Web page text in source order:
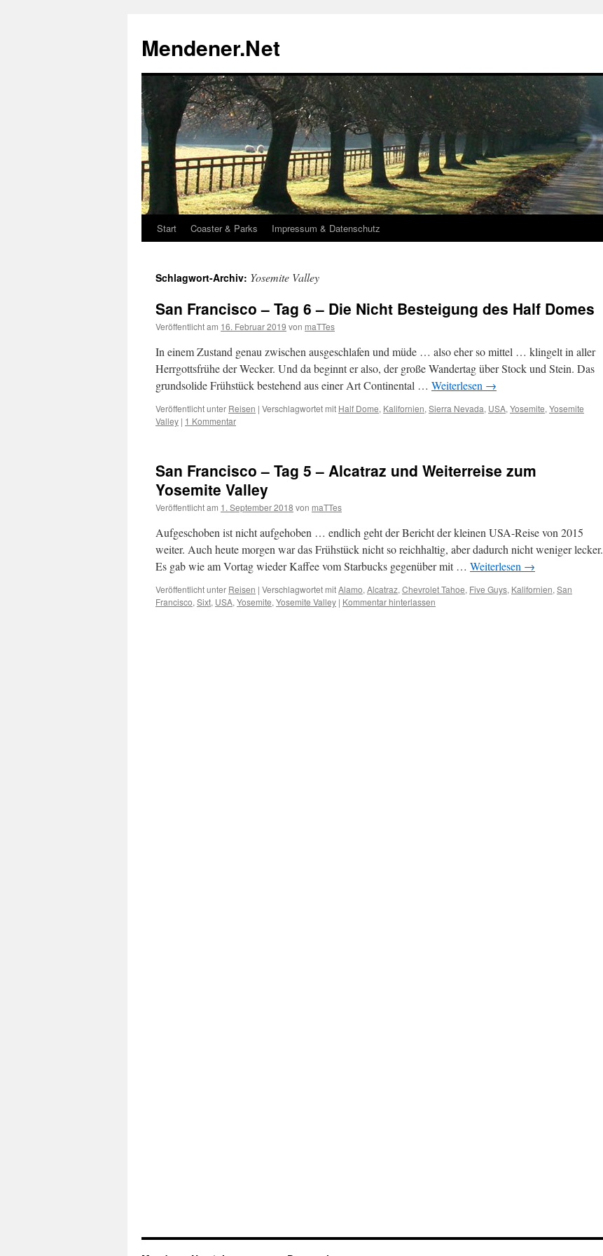
springen
Mendener.Net
Start Coaster & Parks Impressum & Datenschutz
Schlagwort-Archiv: Yosemite Valley
San Francisco – Tag 6 – Die Nicht Besteigung des Half Domes
Veröffentlicht am 16. Februar 2019 von maTTes
In einem Zustand genau zwischen ausgeschlafen und müde … also eher so mittel … klingelt in aller
Herr­gotts­frü­he der Wecker. Und da beginnt er also, der große Wandertag über Stock und Stein. Das
grundsolide Frühstück bestehend aus einer Art Continental … Weiterlesen →
Veröffentlicht unter Reisen | Verschlagwortet mit Half Dome, Kalifornien, Sierra Nevada, USA, Yosemite, Yosemite
Valley | 1 Kommentar
San Francisco – Tag 5 – Alcatraz und Weiterreise zum
Yosemite Valley
Veröffentlicht am 1. September 2018 von maTTes
Aufgeschoben ist nicht aufgehoben … endlich geht der Bericht der kleinen USA-Reise von 2015
weiter. Auch heute morgen war das Frühstück nicht so reichhaltig, aber dadurch nicht weniger lecker.
Es gab wie am Vortag wieder Kaffee vom Starbucks gegenüber mit … Weiterlesen →
Veröffentlicht unter Reisen | Verschlagwortet mitAlamo, Alcatraz, Chevrolet Tahoe, Five Guys, Kalifornien, San
Francisco, Sixt, USA, Yosemite, Yosemite Valley | Kommentar hinterlassen